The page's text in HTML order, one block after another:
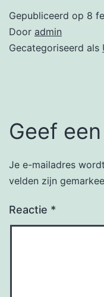
Gepubliceerd op 8
Door admin
Gecategoriseerd als
Geef
Je e-mailadres
velden zijn
Reactie *